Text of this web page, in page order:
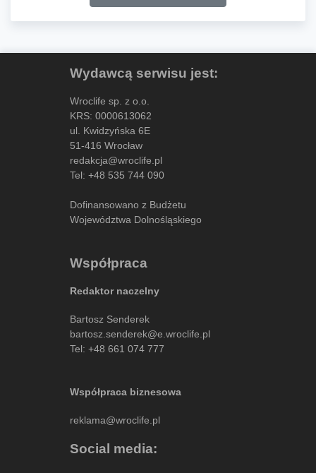
Wydawcą serwisu jest:
Wroclife sp. z o.o.
KRS: 0000613062
ul. Kwidzyńska 6E
51-416 Wrocław
redakcja@wroclife.pl
Tel: +48 535 744 090
Dofinansowano z Budżetu
Województwa Dolnośląskiego
Współpraca
Redaktor naczelny
Bartosz Senderek
bartosz.senderek@e.wroclife.pl
Tel: +48 661 074 777
Współpraca biznesowa
reklama@wroclife.pl
Social media: